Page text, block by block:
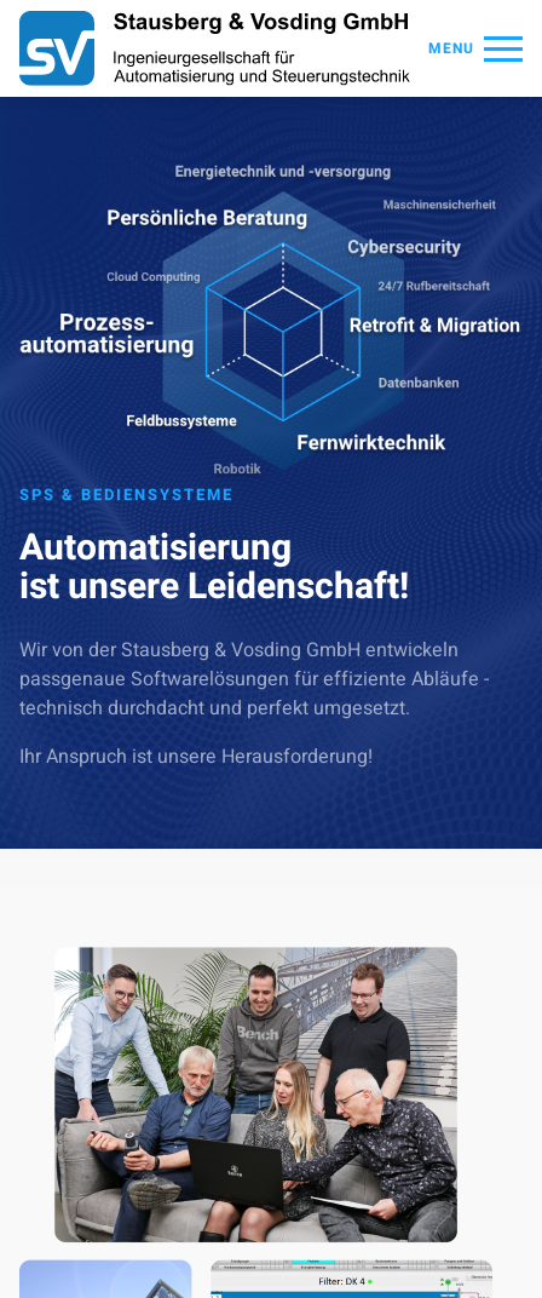
MENU
SPS & BEDIENSYSTEME
Automatisierung
ist unsere Leidenschaft!
Wir von der Stausberg & Vosding GmbH entwickeln
passgenaue Softwarelösungen für effiziente Abläufe -
technisch durchdacht und perfekt umgesetzt.
Ihr Anspruch ist unsere Herausforderung!